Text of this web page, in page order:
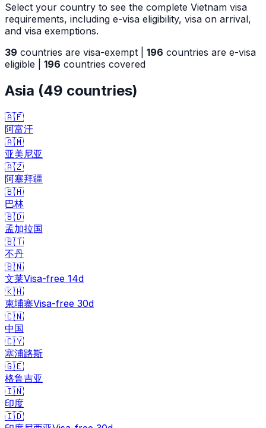
Select your country to see the complete Vietnam visa
requirements, including e-visa eligibility, visa on arrival,
and visa exemptions.
39 countries are visa-exempt | 196 countries are e-visa
eligible |
196 countries covered
Asia (49 countries)
🇦🇫
阿富汗
🇦🇲
亚美尼亚
🇦🇿
阿塞拜疆
🇧🇭
巴林
🇧🇩
孟加拉国
🇧🇹
不丹
🇧🇳
文莱Visa-free 14d
🇰🇭
柬埔寨Visa-free 30d
🇨🇳
中国
🇨🇾
塞浦路斯
🇬🇪
格鲁吉亚
🇮🇳
印度
🇮🇩